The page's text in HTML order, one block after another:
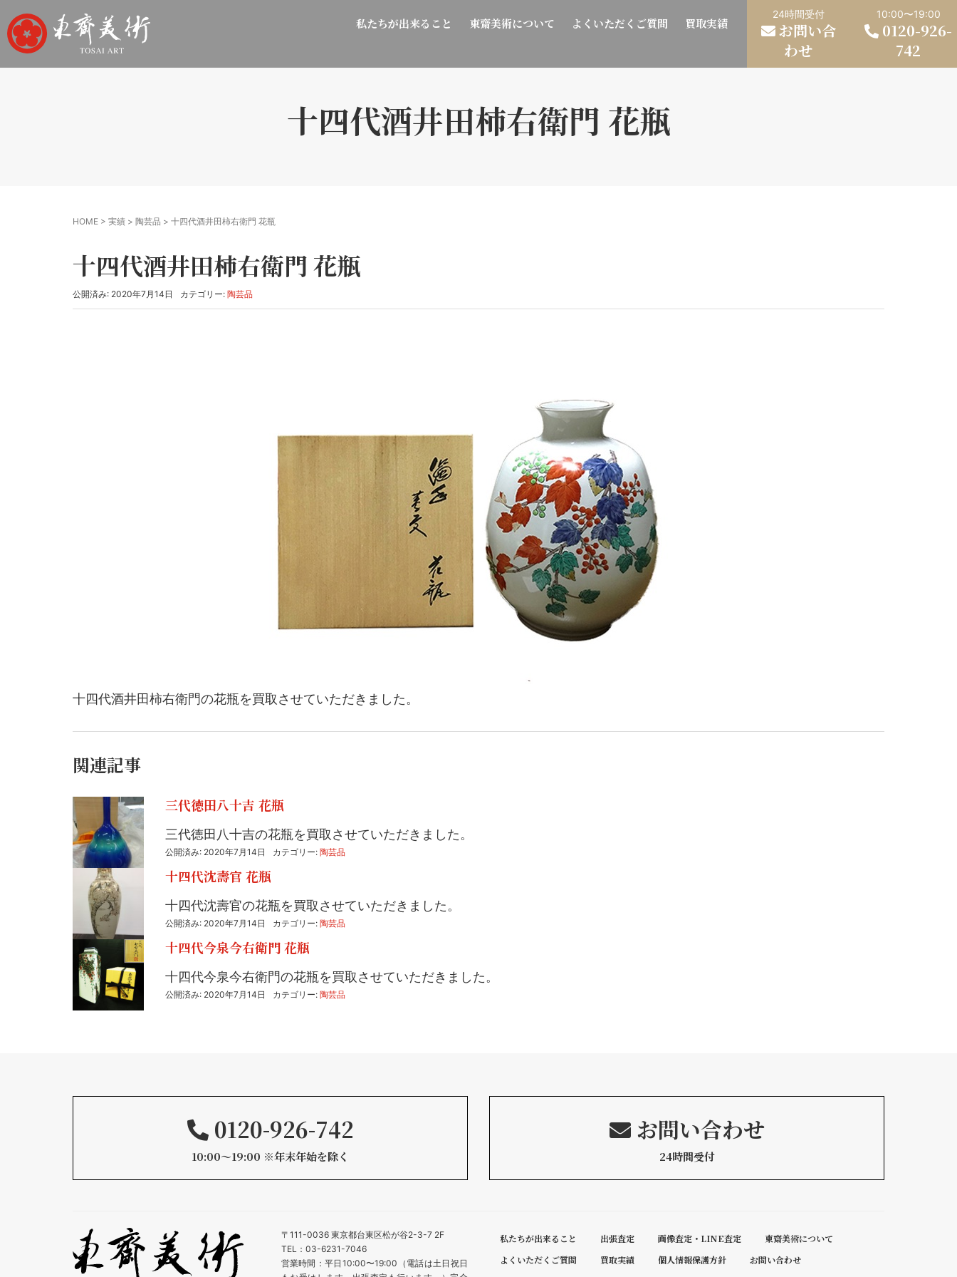
私たちが出来ること 東齋美術について よくいただくご質問 買取実績
24時間受付
お問い合
わせ
10:00〜19:00
0120-926-
742
十四代酒井田柿右衛門 花瓶
HOME > 実績 > 陶芸品 > 十四代酒井田柿右衛門 花瓶
十四代酒井田柿右衛門 花瓶
公開済み: 2020年7月14日 カテゴリー: 陶芸品
十四代酒井田柿右衛門の花瓶を買取させていただきました。
関連記事
三代徳田八十吉 花瓶
三代徳田八十吉の花瓶を買取させていただきました。
公開済み: 2020年7月14日 カテゴリー: 陶芸品
十四代沈壽官 花瓶
十四代沈壽官の花瓶を買取させていただきました。
公開済み: 2020年7月14日 カテゴリー: 陶芸品
十四代今泉今右衛門 花瓶
十四代今泉今右衛門の花瓶を買取させていただきました。
公開済み: 2020年7月14日 カテゴリー: 陶芸品
0120-926-742
10:00〜19:00 ※年末年始を除く
お問い合わせ
24時間受付
〒111-0036 東京都台東区松が谷2-3-7 2F
TEL：03-6231-7046
営業時間：平日10:00〜19:00（電話は土日祝日
私たちが出来ること 出張査定 画像査定・LINE査定
東齋美術について
よくいただくご質問
買取実績 個人情報保護方針 お問い合わせ